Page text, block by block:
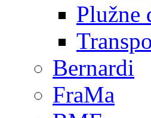
Plužne
Bernardi
FraMa